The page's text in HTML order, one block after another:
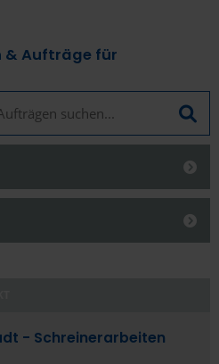
& Aufträge für
- Schreinerarbeiten